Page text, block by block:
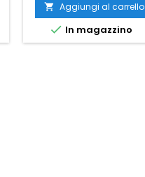
 Aggiungi al carrello
 In magazzino